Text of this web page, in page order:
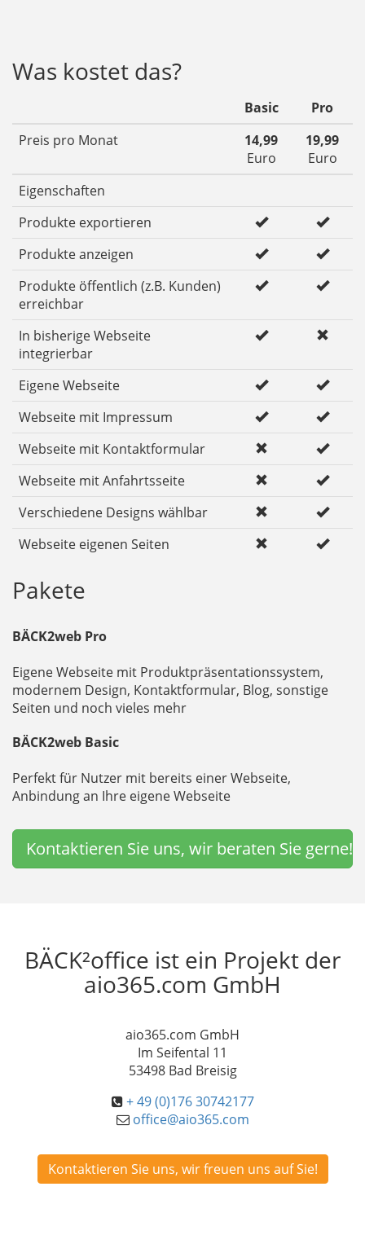
Was kostet das?
Basic
Pro
Preis pro Monat
14,99
Euro
19,99
Euro
Eigenschaften
Produkte exportieren
Produkte anzeigen
Produkte öffentlich (z.B. Kunden)
erreichbar
In bisherige Webseite
integrierbar
Eigene Webseite
Webseite mit Impressum
Webseite mit Kontaktformular
Webseite mit Anfahrtsseite
Verschiedene Designs wählbar
Webseite eigenen Seiten
Pakete
BÄCK2web Pro
Eigene Webseite mit Produktpräsentationssystem,
modernem Design, Kontaktformular, Blog, sonstige
Seiten und noch vieles mehr
BÄCK2web Basic
Perfekt für Nutzer mit bereits einer Webseite,
Anbindung an Ihre eigene Webseite
Kontaktieren Sie uns, wir beraten Sie gerne!
BÄCK²office ist ein Projekt der
aio365.com GmbH
aio365.com GmbH
Im Seifental 11
53498 Bad Breisig
+ 49 (0)176 30742177
office@aio365.com
Kontaktieren Sie uns, wir freuen uns auf Sie!